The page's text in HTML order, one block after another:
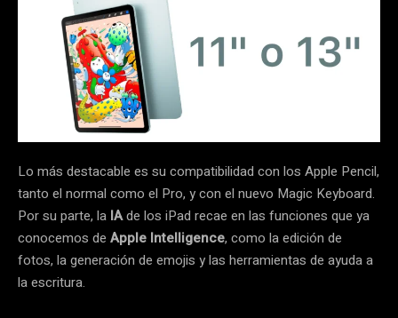
Lo más destacable es su compatibilidad con los Apple Pencil,
tanto el normal como el Pro, y con el nuevo Magic Keyboard.
Por su parte, la IAde los iPad recae en las funciones que ya
conocemos de Apple Intelligence, como la edición de
fotos, la generación de emojis y las herramientas de ayuda a
la escritura.